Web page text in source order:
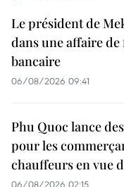
Le président de
dans une affaire
bancaire
06/08/2026 09:41
Phu Quoc lance
pour les
chauffeurs en vue
06/08/2026 02:15